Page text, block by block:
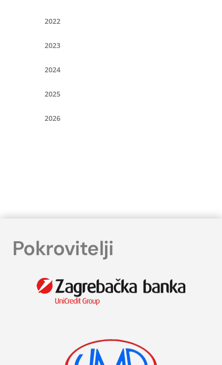
2022
2023
2024
2025
2026
Pokrovitelji